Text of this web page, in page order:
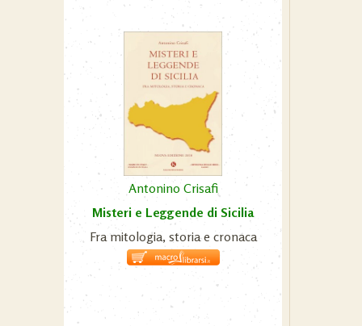
Antonino Crisafi
Misteri e Leggende di Sicilia
Fra mitologia, storia e cronaca